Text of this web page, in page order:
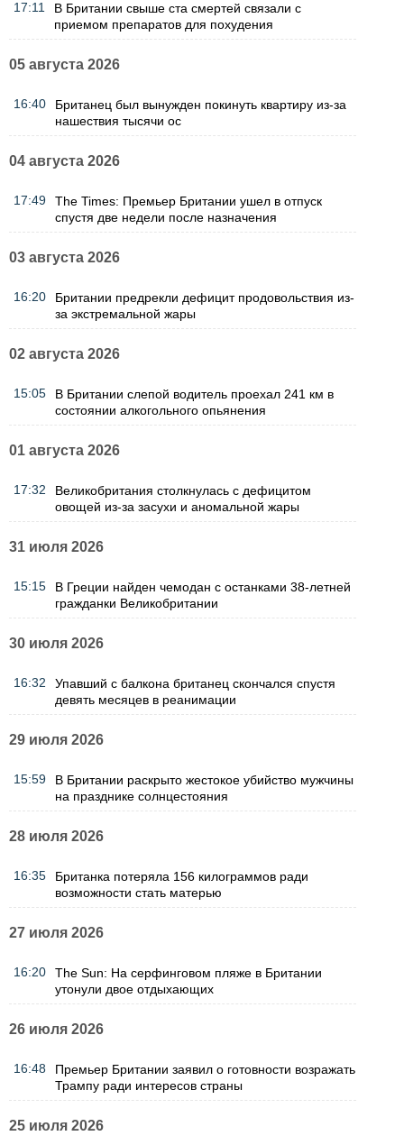
17:11
В Британии свыше ста смертей связали с
приемом препаратов для похудения
05 августа 2026
16:40
Британец был вынужден покинуть квартиру из-за
нашествия тысячи ос
04 августа 2026
17:49
The Times: Премьер Британии ушел в отпуск
спустя две недели после назначения
03 августа 2026
16:20
Британии предрекли дефицит продовольствия из-
за экстремальной жары
02 августа 2026
15:05
В Британии слепой водитель проехал 241 км в
состоянии алкогольного опьянения
01 августа 2026
17:32
Великобритания столкнулась с дефицитом
овощей из-за засухи и аномальной жары
31 июля 2026
15:15
В Греции найден чемодан с останками 38-летней
гражданки Великобритании
30 июля 2026
16:32
Упавший с балкона британец скончался спустя
девять месяцев в реанимации
29 июля 2026
15:59
В Британии раскрыто жестокое убийство мужчины
на празднике солнцестояния
28 июля 2026
16:35
Британка потеряла 156 килограммов ради
возможности стать матерью
27 июля 2026
16:20
The Sun: На серфинговом пляже в Британии
утонули двое отдыхающих
26 июля 2026
16:48
Премьер Британии заявил о готовности возражать
Трампу ради интересов страны
25 июля 2026